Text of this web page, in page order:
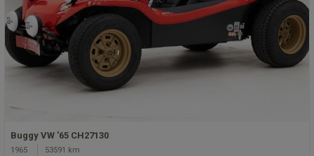
Buggy VW '65 CH27130
1965 53591 km